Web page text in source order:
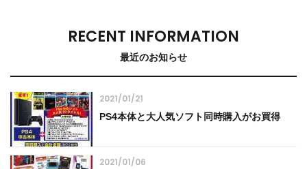
RECENT INFORMATION
最近のお知らせ
2021/01/21
PS4本体と大人気ソフト同時購入がお買得
2021/01/06